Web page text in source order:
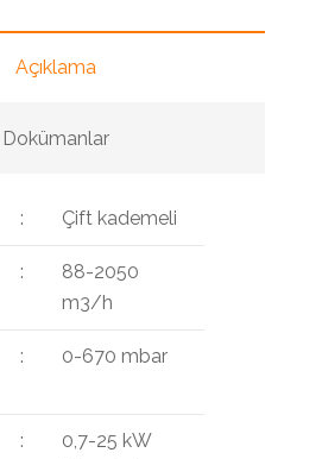
Açıklama
Dokümanlar
: Çift kademeli
:
88-2050
m3/h
: 0-670 mbar
:
0,7-25 kW